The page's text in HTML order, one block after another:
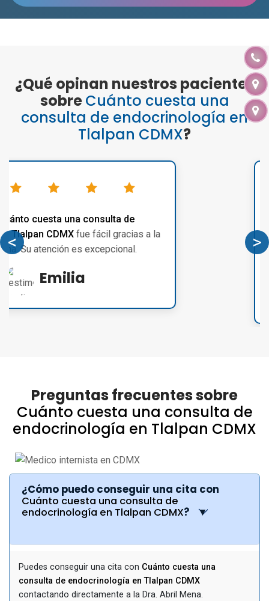
¿Qué opinan nuestros pacientes
sobreCuánto cuesta una
consulta de endocrinología en
Tlalpan CDMX?
Endocrinología.
recibido. Sin
<
Anterior
>
Preguntas frecuentes sobre
Cuánto cuesta una consulta de
endocrinología en Tlalpan CDMX
¿Cómo puedo conseguir una cita con
Cuánto cuesta una consulta de
endocrinología en Tlalpan CDMX?
Puedes conseguir una cita con Cuánto cuesta una
consulta de endocrinología en Tlalpan CDMX
contactando directamente a la Dra. Abril Mena.